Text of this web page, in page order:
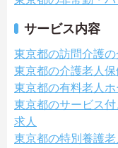
サービス内容
東京都の訪問介護の
東京都の介護老人
東京都の有料老人ホ
東京都のサービス
求人
東京都の特別養護